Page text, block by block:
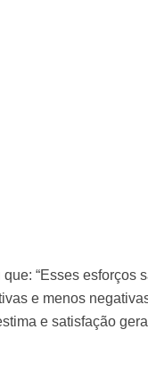
que: “Esses esforços
e menos
e satisfação